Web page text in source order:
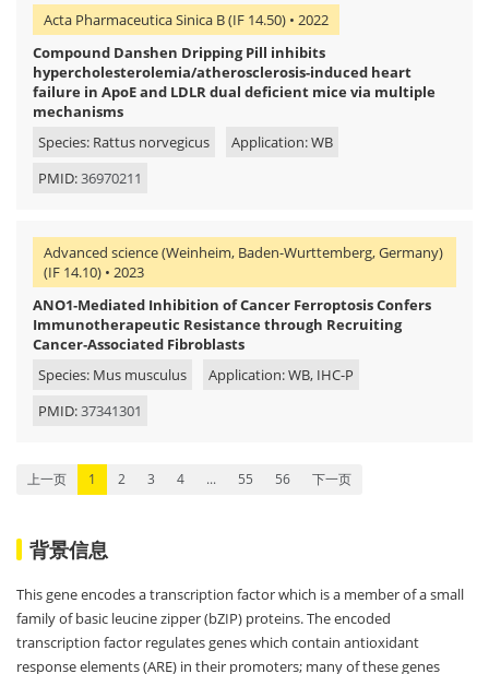
Acta Pharmaceutica Sinica B (IF 14.50) • 2022
Compound Danshen Dripping Pill inhibits
hypercholesterolemia/atherosclerosis-induced heart
failure in ApoE and LDLR dual deficient mice via multiple
mechanisms
Species: Rattus norvegicus
Application: WB
PMID:36970211
Advanced science (Weinheim, Baden-Wurttemberg, Germany)
(IF 14.10) • 2023
ANO1‐Mediated Inhibition of Cancer Ferroptosis Confers
Immunotherapeutic Resistance through Recruiting
Cancer‐Associated Fibroblasts
Species: Mus musculus
Application: WB, IHC-P
PMID:37341301
上一页 1 2 3 4 ... 55 56 下一页
背景信息
This gene encodes a transcription factor which is a member of a small
family of basic leucine zipper (bZIP) proteins. The encoded
transcription factor regulates genes which contain antioxidant
response elements (ARE) in their promoters; many of these genes